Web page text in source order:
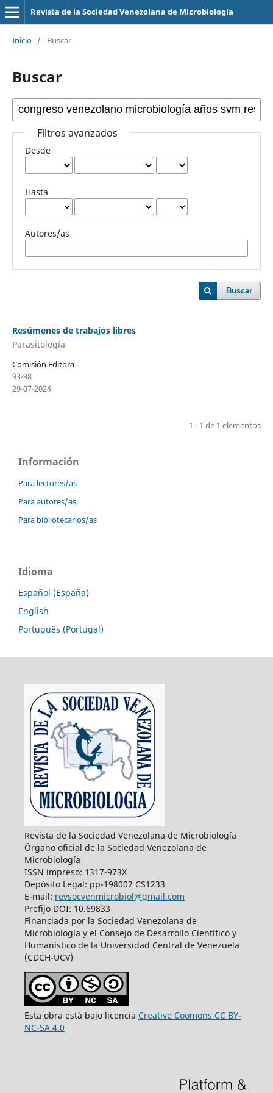
Revista de la Sociedad Venezolana de Microbiología
Inicio / Buscar
Buscar
Filtros avanzados
Desde
Hasta
Autores/as
Buscar
Resúmenes de trabajos libres
Parasitología
Comisión Editora
93-98
29-07-2024
1 - 1 de 1 elementos
Información
Para lectores/as
Para autores/as
Para bibliotecarios/as
Idioma
Español (España)
English
Português (Portugal)
Revista de la Sociedad Venezolana de Microbiología
Órgano oficial de la Sociedad Venezolana de
Microbiología
ISSN impreso: 1317-973X
Depósito Legal: pp-198002 CS1233
E-mail: revsocvenmicrobiol@gmail.com
Prefijo DOI: 10.69833
Financiada por la Sociedad Venezolana de
Microbiología y el Consejo de Desarrollo Científico y
Humanístico de la Universidad Central de Venezuela
(CDCH-UCV)
Esta obra está bajo licencia Creative Coomons CC BY-
NC-SA 4.0